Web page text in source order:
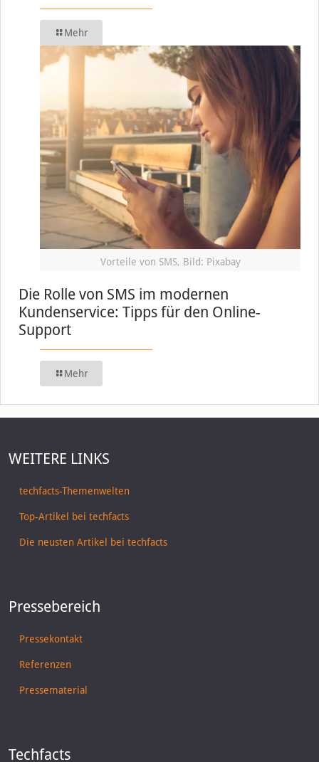
Mehr
Vorteile von SMS, Bild: Pixabay
Die Rolle von SMS im modernen
Kundenservice: Tipps für den Online-
Support
Mehr
WEITERE LINKS
techfacts-Themenwelten
Top-Artikel bei techfacts
Die neusten Artikel bei techfacts
Pressebereich
Pressekontakt
Referenzen
Pressematerial
Techfacts